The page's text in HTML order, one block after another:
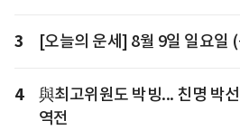
3 [오늘의 운세] 8월 9일 일요일
4
與최고위원도 박빙... 친명 박
역전